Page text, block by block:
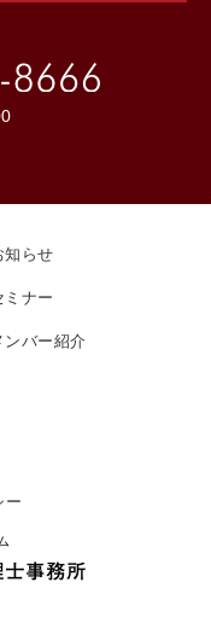
知らせ
ミナー
ンバー紹介
ー